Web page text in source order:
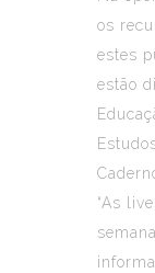
os
estes
estão
“As